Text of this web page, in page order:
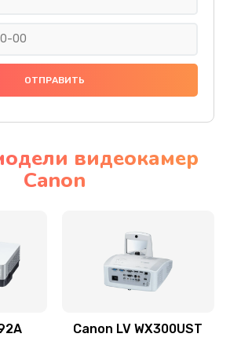
Замена датчика
Замена дисплея
Замена кнопки
Заказать
видеокамер
Canon
Canon LV WX300UST